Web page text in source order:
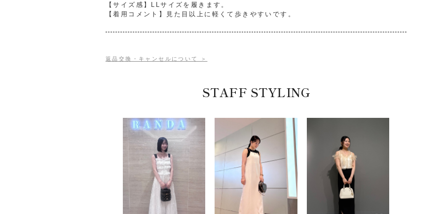
【サイズ感】LLサイズを履きます。
【着用コメント】見た目以上に軽くて歩きやすいです。
返品交換・キャンセルについて ＞
STAFF STYLING